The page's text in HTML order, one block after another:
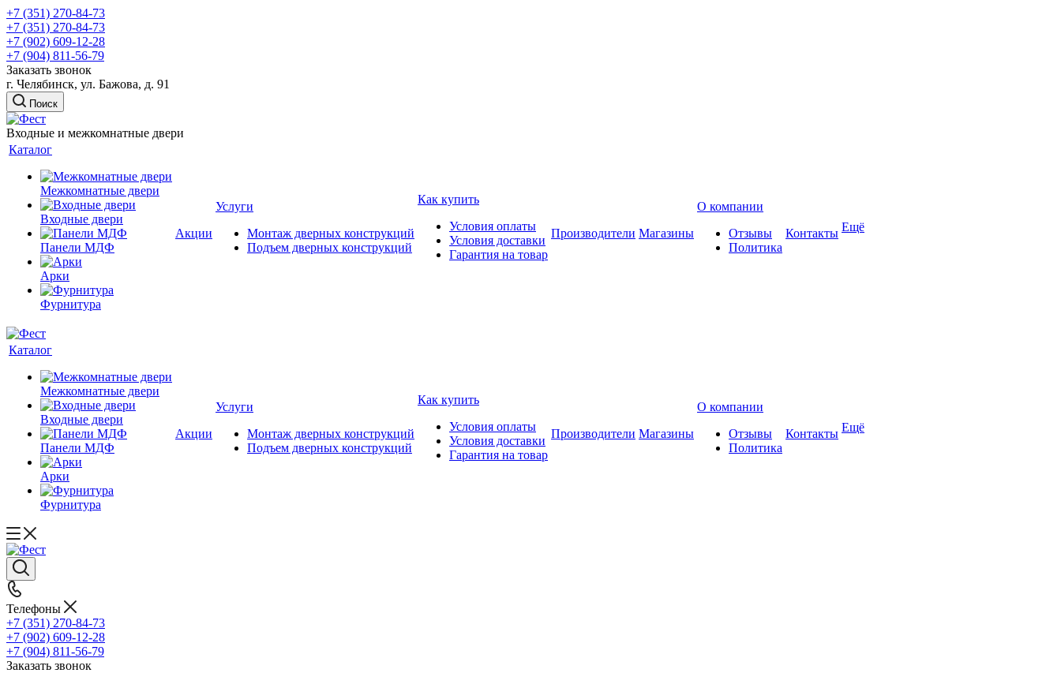
+7 (351) 270-84-73
+7 (351) 270-84-73
+7 (902) 609-12-28
+7 (904) 811-56-79
Заказать звонок
г. Челябинск, ул. Бажова, д. 91
Поиск
Входные и межкомнатные двери
Каталог
Межкомнатные двери
Входные двери
Панели МДФ
Арки
Фурнитура
Акции
Услуги
Монтаж дверных конструкций
Подъем дверных конструкций
Как купить
Условия оплаты
Условия доставки
Гарантия на товар
Производители Магазины
О компании
Отзывы
Политика
Контакты Ещё
Каталог
Межкомнатные двери
Входные двери
Панели МДФ
Арки
Фурнитура
Акции
Услуги
Монтаж дверных конструкций
Подъем дверных конструкций
Как купить
Условия оплаты
Условия доставки
Гарантия на товар
Производители Магазины
О компании
Отзывы
Политика
Контакты Ещё
Телефоны
+7 (351) 270-84-73
+7 (902) 609-12-28
+7 (904) 811-56-79
Заказать звонок